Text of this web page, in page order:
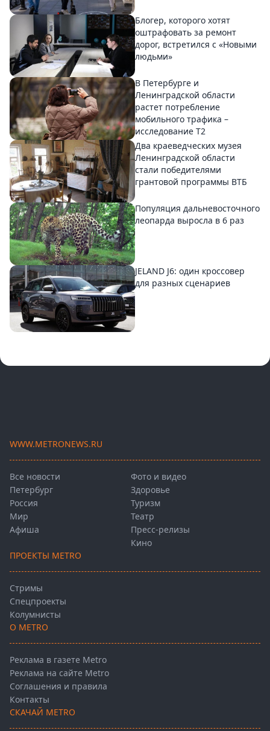
Блогер, которого хотят
оштрафовать за ремонт
дорог, встретился с «Новыми
людьми»
В Петербурге и
Ленинградской области
растет потребление
мобильного трафика –
исследование T2
Два краеведческих музея
Ленинградской области
стали победителями
грантовой программы ВТБ
Популяция дальневосточного
леопарда выросла в 6 раз
JELAND J6: один кроссовер
для разных сценариев
WWW.METRONEWS.RU
Все новости
Петербург
Россия
Мир
Афиша
Фото и видео
Здоровье
Туризм
Театр
Пресс-релизы
Кино
ПРОЕКТЫ METRO
Стримы
Спецпроекты
Колумнисты
О METRO
Реклама в газете Metro
Реклама на сайте Metro
Соглашения и правила
Контакты
СКАЧАЙ METRO